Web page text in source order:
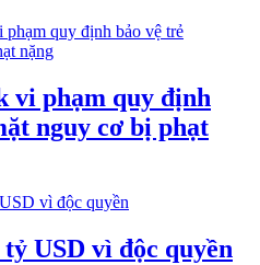
vi phạm quy định
nguy cơ bị phạt
USD vì độc quyền